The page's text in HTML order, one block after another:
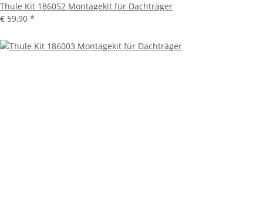
Thule Kit 186052 Montagekit für Dachträger
€ 59,90 *